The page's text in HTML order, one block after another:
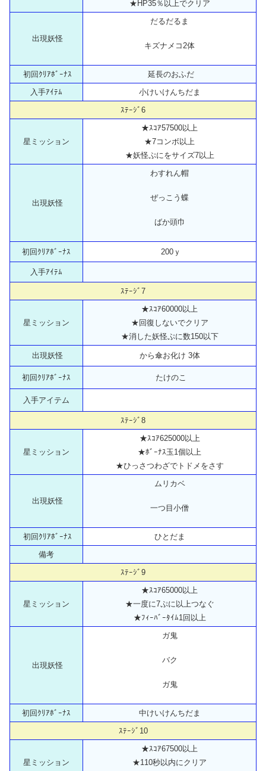
★HP35％以上でクリア
出現妖怪
だるだるま
キズナメコ2体
初回ｸﾘｱﾎﾞｰﾅｽ
延長のおふだ
入手ｱｲﾃﾑ
小けいけんちだま
ｽﾃｰｼﾞ6
星ミッション
★ｽｺｱ57500以上
★7コンボ以上
★妖怪ぷにをサイズ7以上
出現妖怪
わすれん帽
ぜっこう蝶
ばか頭巾
初回ｸﾘｱﾎﾞｰﾅｽ 200ｙ
入手ｱｲﾃﾑ
ｽﾃｰｼﾞ7
星ミッション
★ｽｺｱ60000以上
★回復しないでクリア
★消した妖怪ぷに数150以下
出現妖怪 から傘お化け 3体
初回ｸﾘｱﾎﾞｰﾅｽ たけのこ
入手アイテム
ｽﾃｰｼﾞ8
星ミッション
★ｽｺｱ625000以上
★ﾎﾞｰﾅｽ玉1個以上
★ひっさつわざでトドメをさす
出現妖怪
ムリカベ
一つ目小僧
初回ｸﾘｱﾎﾞｰﾅｽ
ひとだま
備考
ｽﾃｰｼﾞ9
星ミッション
★ｽｺｱ65000以上
★一度に7ぷに以上つなぐ
★ﾌｨｰﾊﾞｰﾀｲﾑ1回以上
出現妖怪
ガ鬼
バク
ガ鬼
初回ｸﾘｱﾎﾞｰﾅｽ
中けいけんちだま
ｽﾃｰｼﾞ10
星ミッション
★ｽｺｱ67500以上
★110秒以内にクリア